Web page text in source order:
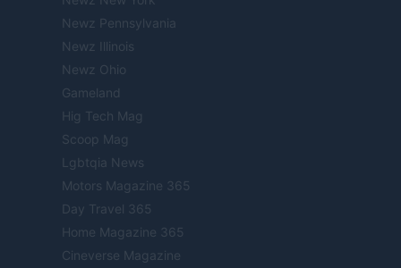
Newz Pennsylvania
Newz Illinois
Newz Ohio
Gameland
Hig Tech Mag
Scoop Mag
Lgbtqia News
Motors Magazine 365
Day Travel 365
Home Magazine 365
Cineverse Magazine